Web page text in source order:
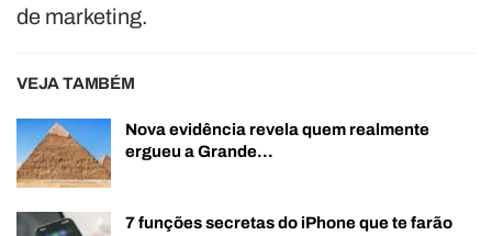
de marketing.
VEJA TAMBÉM
Nova evidência revela quem realmente
ergueu a Grande…
7 funções secretas do iPhone que te farão